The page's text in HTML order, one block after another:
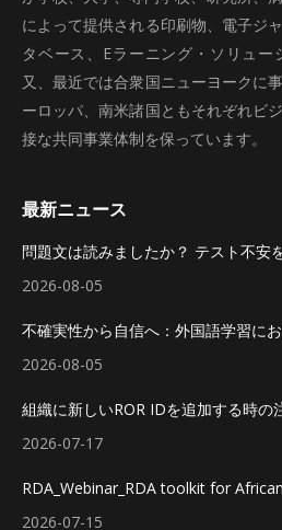
によって提供される印刷物、電子ジ
タベース、Eラーニング・ソリュー
又、最近では合衆国ニューヨークに
ーロッパ、南米諸国ともそれぞれビ
接な共同事業体制を保っています。
最新ニュース
問題文は読みましたか？ テスト不安
2026-08-05
不確実性から自信へ：外国語学習に
2026-08-05
組織に新しいROR IDを追加する時の
2026-07-17
RDA_Webinar_RDA toolkit for
2026-07-15